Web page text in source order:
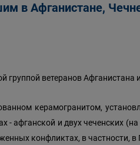
в Афганистане,
группой ветеранов Афганистана
керамогранитом,
афганской и двух чеченских
конфликтах, в частности, в